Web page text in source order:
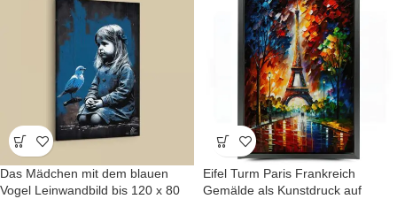
Das Mädchen mit dem blauen
Vogel Leinwandbild bis 120 x 80
Eifel Turm Paris Frankreich
Gemälde als Kunstdruck auf